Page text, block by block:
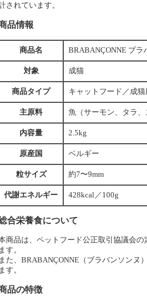
されています。
品情報
商品名 BRABANÇONNE ブラ
対象 成猫
商品タイプ キャットフード／成
主原料 魚（サーモン、タラ、
内容量 2.5kg
原産国 ベルギー
粒サイズ 約7〜9mm
代謝エネルギー 428kcal／100g
合栄養食について
商品は、ペットフード公正取引協議会
ます。
また、BRABANÇONNE（ブラバンソンヌ
ます。
品の特徴